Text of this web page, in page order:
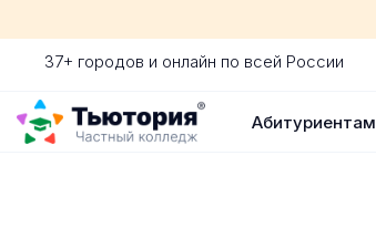
37+ городов и онлайн по всей России
Абитуриентам